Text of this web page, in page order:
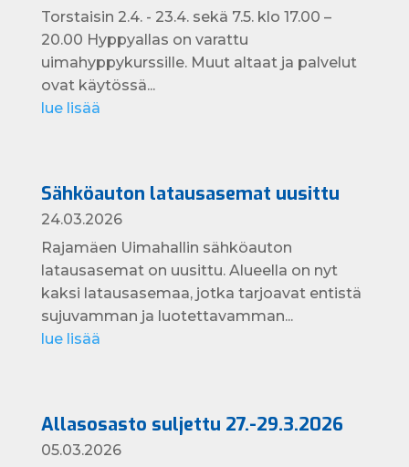
Torstaisin 2.4. - 23.4. sekä 7.5. klo 17.00 –
20.00 Hyppyallas on varattu
uimahyppykurssille. Muut altaat ja palvelut
ovat käytössä...
lue lisää
Sähköauton latausasemat uusittu
24.03.2026
Rajamäen Uimahallin sähköauton
latausasemat on uusittu. Alueella on nyt
kaksi latausasemaa, jotka tarjoavat entistä
sujuvamman ja luotettavamman...
lue lisää
Allasosasto suljettu 27.-29.3.2026
05.03.2026